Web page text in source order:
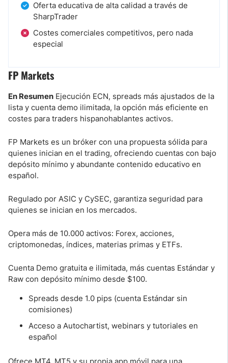
Oferta educativa de alta calidad a través de
SharpTrader
Costes comerciales competitivos, pero nada
especial
FP Markets
En Resumen Ejecución ECN, spreads más ajustados de la
lista y cuenta demo ilimitada, la opción más eficiente en
costes para traders hispanohablantes activos.
FP Markets es un bróker con una propuesta sólida para
quienes inician en el trading, ofreciendo cuentas con bajo
depósito mínimo y abundante contenido educativo en
español.
Regulado por ASIC y CySEC, garantiza seguridad para
quienes se inician en los mercados.
Opera más de 10.000 activos: Forex, acciones,
criptomonedas, índices, materias primas y ETFs.
Cuenta Demo gratuita e ilimitada, más cuentas Estándar y
Raw con depósito mínimo desde $100.
Spreads desde 1.0 pips (cuenta Estándar sin
comisiones)
Acceso a Autochartist, webinars y tutoriales en
español